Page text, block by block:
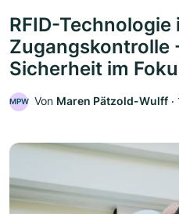
RFID-Technologie
Zugangskontrolle
Sicherheit im
MPW Von Maren Pätzold-Wulff ‧